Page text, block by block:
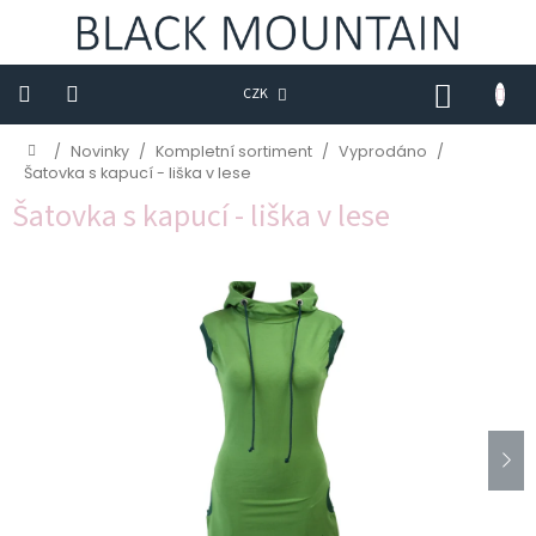
CZK
KOŠÍK
Novinky
BLACK
M
Domů
/ Novinky / Kompletní sortiment / Vyprodáno /
Šatovka s kapucí - liška v lese
Šatovka s kapucí - liška v lese